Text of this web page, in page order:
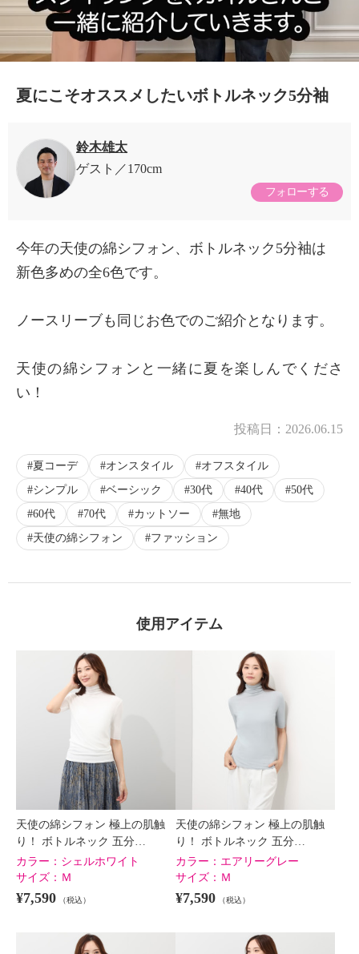
夏にこそオススメしたいボトルネック5分袖
鈴木雄太
ゲスト
170cm
フォローする
今年の天使の綿シフォン、ボトルネック5分袖は
新色多めの全6色です。
ノースリーブも同じお色でのご紹介となります。
天使の綿シフォンと一緒に夏を楽しんでくださ
い！
投稿日： 2026.06.15
夏コーデ オンスタイル
オフスタイル
シンプル
ベーシック 30代 40代
50代
60代
70代 カットソー
無地
天使の綿シフォン
ファッション
使用アイテム
天使の綿シフォン 極上の肌触
り！ ボトルネック 五分…
カラー： シェルホワイト
サイズ： Ｍ
¥7,590 （税込）
天使の綿シフォン 極上の肌触
り！ ボトルネック 五分…
カラー： エアリーグレー
サイズ： Ｍ
¥7,590 （税込）